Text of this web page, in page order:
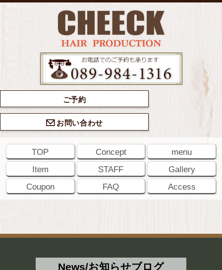
ご予約
お問い合わせ
TOP Concept
menu
Item
STAFF
Gallery
Coupon
FAQ Access
News/お知らせブログ